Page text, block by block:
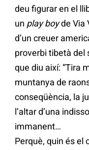
deu figurar en el
un play boyde Via
d’un creuer
proverbi tibetà del
que diu així: “Tira
muntanya de
conseqüència, la
l’altar d’una
immanent…
Perquè, quin és el